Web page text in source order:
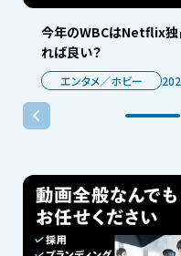
今年のWBCはNetflix独
れば良い？
エンタメ／ホビー